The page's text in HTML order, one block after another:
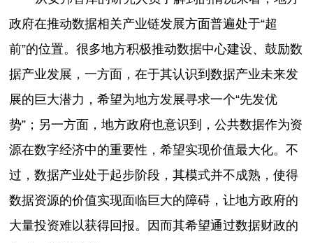
政府在推动数据相关产业链发展方面普遍处于“超
前”的位置。很多地方积极推动数据中心建设、鼓励数
据产业发展，一方面，在于其认识到数据产业未来发
展的巨大潜力，希望为地方发展寻求一个“先发优
势”；另一方面，地方政府也意识到，公共数据作为资
源在数字经济中的重要性，希望实现价值最大化。不
过，数据产业处于起步阶段，其模式并不成熟，使得
数据资源的价值实现面临巨大的障碍，让地方政府的
大量投资难以获得回报。因而其希望通过数据财政的